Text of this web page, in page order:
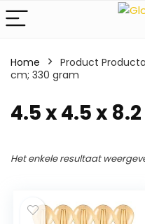
Home Product
cm; 330 gram
‎4.5 x 4.5 x
Het enkele resultaat